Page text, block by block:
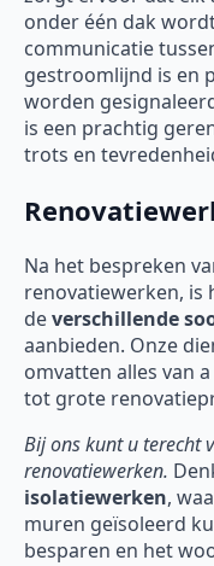
onder één dak
communicatie
gestroomlijnd is en
worden
is een prachtig
trots en
Na het bespreken
renovatiewerken, is
deverschillende
aanbieden. Onze
omvatten alles van
tot grote
Bij ons kunt u terecht
renovatiewerken.
isolatiewerken,
muren geïsoleerd
besparen en het